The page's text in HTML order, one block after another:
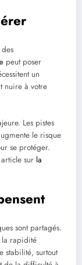
peut poser
un
nuire à votre
Les pistes
le risque
se protéger.
sur la
sont partagés.
la rapidité
stabilité, surtout